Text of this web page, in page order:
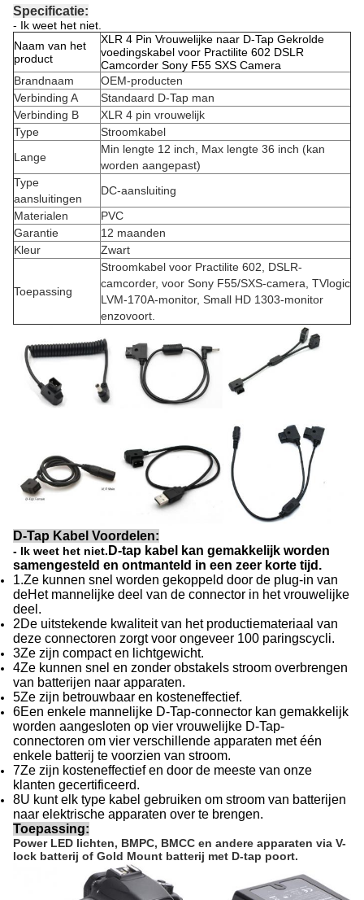
Specificatie:
- Ik weet het niet.
Naam van het
product
XLR 4 Pin Vrouwelijke naar D-Tap Gekrolde
voedingskabel voor Practilite 602 DSLR
Camcorder Sony F55 SXS Camera
Brandnaam
OEM-producten
Verbinding A
Standaard D-Tap man
Verbinding B
XLR 4 pin vrouwelijk
Type
Stroomkabel
Lange
Min lengte 12 inch, Max lengte 36 inch (kan
worden aangepast)
Type
aansluitingen
DC-aansluiting
Materialen
PVC
Garantie
12 maanden
Kleur
Zwart
Toepassing
Stroomkabel voor Practilite 602, DSLR-
camcorder, voor Sony F55/SXS-camera, TVlogic
LVM-170A-monitor, Small HD 1303-monitor
enzovoort.
D-Tap Kabel Voordelen:
- Ik weet het niet. D-tap kabel kan gemakkelijk worden
samengesteld en ontmanteld in een zeer korte tijd.
1.Ze kunnen snel worden gekoppeld door de plug-in van
deHet mannelijke deel van de connector in het vrouwelijke
deel.
2De uitstekende kwaliteit van het productiemateriaal van
deze connectoren zorgt voor ongeveer 100 paringscycli.
3Ze zijn compact en lichtgewicht.
4Ze kunnen snel en zonder obstakels stroom overbrengen
van batterijen naar apparaten.
5Ze zijn betrouwbaar en kosteneffectief.
6Een enkele mannelijke D-Tap-connector kan gemakkelijk
worden aangesloten op vier vrouwelijke D-Tap-
connectoren om vier verschillende apparaten met één
enkele batterij te voorzien van stroom.
7Ze zijn kosteneffectief en door de meeste van onze
klanten gecertificeerd.
8U kunt elk type kabel gebruiken om stroom van batterijen
naar elektrische apparaten over te brengen.
Toepassing:
Power LED lichten, BMPC, BMCC en andere apparaten via V-
lock batterij of Gold Mount batterij met D-tap poort.